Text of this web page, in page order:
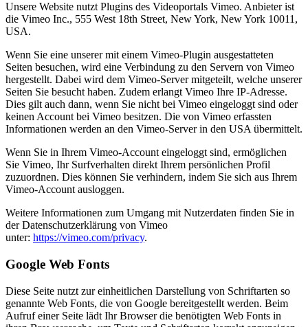
Unsere Website nutzt Plugins des Videoportals Vimeo. Anbieter ist
die Vimeo Inc., 555 West 18th Street, New York, New York 10011,
USA.
Wenn Sie eine unserer mit einem Vimeo-Plugin ausgestatteten
Seiten besuchen, wird eine Verbindung zu den Servern von Vimeo
hergestellt. Dabei wird dem Vimeo-Server mitgeteilt, welche unserer
Seiten Sie besucht haben. Zudem erlangt Vimeo Ihre IP-Adresse.
Dies gilt auch dann, wenn Sie nicht bei Vimeo eingeloggt sind oder
keinen Account bei Vimeo besitzen. Die von Vimeo erfassten
Informationen werden an den Vimeo-Server in den USA übermittelt.
Wenn Sie in Ihrem Vimeo-Account eingeloggt sind, ermöglichen
Sie Vimeo, Ihr Surfverhalten direkt Ihrem persönlichen Profil
zuzuordnen. Dies können Sie verhindern, indem Sie sich aus Ihrem
Vimeo-Account ausloggen.
Weitere Informationen zum Umgang mit Nutzerdaten finden Sie in
der Datenschutzerklärung von Vimeo
unter: https://vimeo.com/privacy.
Google Web Fonts
Diese Seite nutzt zur einheitlichen Darstellung von Schriftarten so
genannte Web Fonts, die von Google bereitgestellt werden. Beim
Aufruf einer Seite lädt Ihr Browser die benötigten Web Fonts in